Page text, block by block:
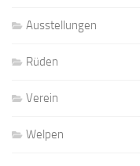
Ausstellungen
Rüden
Verein
Welpen